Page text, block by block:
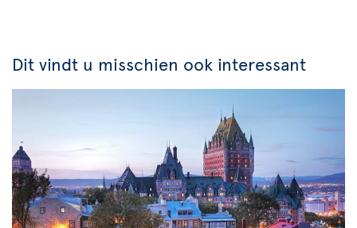
Dit vindt u misschien ook interessant